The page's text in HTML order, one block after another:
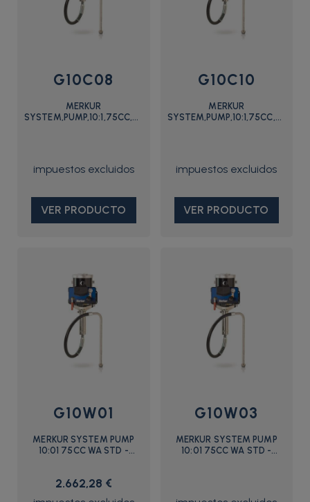
G10C08
MERKUR
SYSTEM,PUMP,10:1,75CC,CART,SMT
VER PRODUCTO
G10C10
MERKUR
VER PRODUCTO
G10W01
MERKUR SYSTEM PUMP
10:01 75CC WA STD -
2.662,28 €
G10W03
MERKUR SYSTEM PUMP
10:01 75CC WA STD -